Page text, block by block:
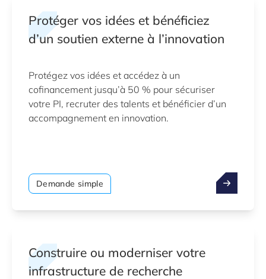
Protéger vos idées et bénéficiez
d’un soutien externe à l’innovation
Protégez vos idées et accédez à un
cofinancement jusqu’à 50 % pour sécuriser
votre PI, recruter des talents et bénéficier d’un
accompagnement en innovation.
Demande simple
Construire ou moderniser votre
infrastructure de recherche